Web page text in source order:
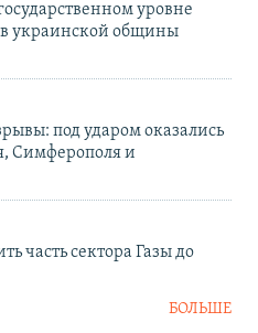
уровне
украинской общины
под ударом оказались
Симферополя и
часть сектора Газы до
БОЛЬШЕ